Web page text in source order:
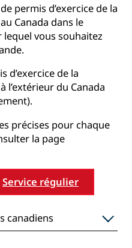
permis d’exercice de la
Canada dans le
vous souhaitez
d’exercice de la
l’extérieur du Canada
précises pour chaque
la page
Service régulier
canadiens